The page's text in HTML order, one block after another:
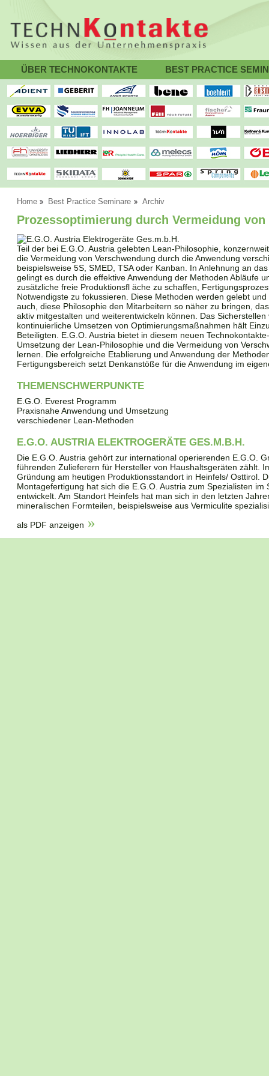
ÜBER TECHNOKONTAKTE BEST PRACTICE
Home Best Practice Seminare Archiv
Prozessoptimierung durch Vermeidung von
Teil der bei E.G.O. Austria gelebten Lean-Philosophie,
die Vermeidung von Verschwendung durch die Anwendung
beispielsweise 5S, SMED, TSA oder Kanban. In Anlehnung an
gelingt es durch die effektive Anwendung der Methoden Abläufe
zusätzliche freie Produktionsfl äche zu schaffen,
Notwendigste zu fokussieren. Diese Methoden werden gelebt
auch, diese Philosophie den Mitarbeitern so näher zu bringen,
aktiv mitgestalten und weiterentwickeln können. Das
kontinuierliche Umsetzen von Optimierungsmaßnahmen hält
Beteiligten. E.G.O. Austria bietet in diesem neuen
Umsetzung der Lean-Philosophie und die Vermeidung von
lernen. Die erfolgreiche Etablierung und Anwendung der
Fertigungsbereich setzt Denkanstöße für die Anwendung im
THEMENSCHWERPUNKTE
E.G.O. Everest Programm
Praxisnahe Anwendung und Umsetzung
verschiedener Lean-Methoden
E.G.O. AUSTRIA ELEKTROGERÄTE GES.M.B.H.
Die E.G.O. Austria gehört zur international operierenden E.G.O.
führenden Zulieferern für Hersteller von Haushaltsgeräten zählt.
Gründung am heutigen Produktionsstandort in Heinfels/ Osttirol.
Montagefertigung hat sich die E.G.O. Austria zum Spezialisten
entwickelt. Am Standort Heinfels hat man sich in den letzten
mineralischen Formteilen, beispielsweise aus Vermiculite
als PDF anzeigen